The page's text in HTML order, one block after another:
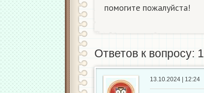
помогите пожалуйста!
Ответов к вопросу: 1
13.10.2024 | 12:24